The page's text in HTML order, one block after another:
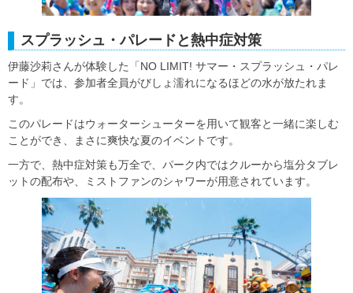
スプラッシュ・パレードと熱中症対策
伊藤沙莉さんが体験した「NO LIMIT! サマー・スプラッシュ・パレ
ード」では、参加者全員がびしょ濡れになるほどの水が放たれま
す。
このパレードはウォーターシューターを用いて観客と一緒に楽しむ
ことができ、まさに爽快な夏のイベントです。
一方で、熱中症対策も万全で、パーク内ではクルーから塩分タブレ
ットの配布や、ミストファンのシャワーが用意されています。